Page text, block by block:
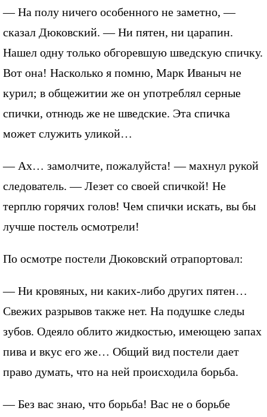
— На полу ничего особенного не заметно, —
сказал Дюковский. — Ни пятен, ни царапин.
Нашел одну только обгоревшую шведскую спичку.
Вот она! Насколько я помню, Марк Иваныч не
курил; в общежитии же он употреблял серные
спички, отнюдь же не шведские. Эта спичка
может служить уликой…
— Ах… замолчите, пожалуйста! — махнул рукой
следователь. — Лезет со своей спичкой! Не
терплю горячих голов! Чем спички искать, вы бы
лучше постель осмотрели!
По осмотре постели Дюковский отрапортовал:
— Ни кровяных, ни каких-либо других пятен…
Свежих разрывов также нет. На подушке следы
зубов. Одеяло облито жидкостью, имеющею запах
пива и вкус его же… Общий вид постели дает
право думать, что на ней происходила борьба.
— Без вас знаю, что борьба! Вас не о борьбе